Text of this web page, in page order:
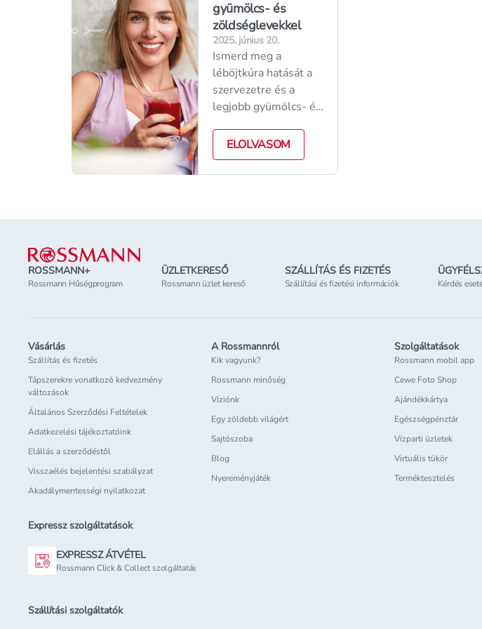
gyümölcs- és
zöldséglevekkel
2025. június 20.
Ismerd meg a
léböjtkúra hatását a
szervezetre és a
legjobb gyümölcs- és
Tippek és termékek a
Rossmann-nál a
sikeres böjtöléshez.
ELOLVASOM
Lábléc
ROSSMANN+
Rossmann Hűségprogram
ÜZLETKERESŐ
Rossmann üzlet kereső
SZÁLLÍTÁS ÉS FIZETÉS
Szállítási és fizetési információk Kérdés
Vásárlás
Szállítás és fizetés
Tápszerekre vonatkozó kedvezmény
változások
Általános Szerződési Feltételek
Adatkezelési tájékoztatóink
Elállás a szerződéstől
Visszaélés bejelentési szabályzat
Akadálymentességi nyilatkozat
A Rossmannról
Kik vagyunk?
Rossmann minőség
Víziónk
Egy zöldebb világért
Sajtószoba
Blog
Nyereményjáték
Szolgáltatások
Rossmann mobil app
Cewe Foto Shop
Ajándékkártya
Egészségpénztár
Vízparti üzletek
Virtuális tükör
Terméktesztelés
Expressz szolgáltatások
EXPRESSZ ÁTVÉTEL
Rossmann Click & Collect szolgáltatás
Szállítási szolgáltatók